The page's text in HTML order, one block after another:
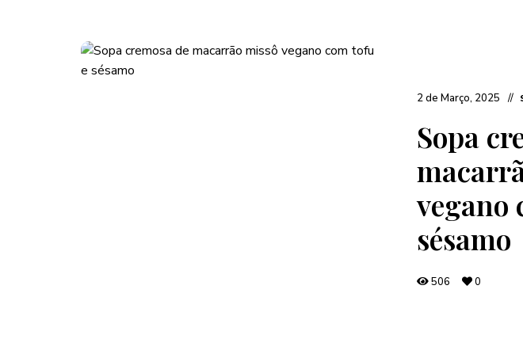
2 de Março, 2025
Sopa
vegano
sésamo
506 0